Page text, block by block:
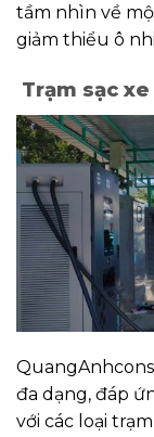
tầm nhìn về
giảm thiểu ô
Trạm sạc
đa dạng, đáp
với các loại